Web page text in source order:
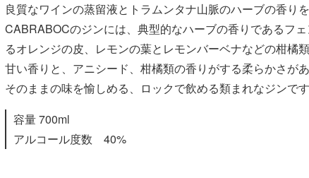
良質なワインの蒸留液とトラムンタナ山脈のハーブの香り
CABRABOCのジンには、典型的なハーブの香りであるフ
るオレンジの皮、レモンの葉とレモンバーベナなどの柑橘
甘い香りと、アニシード、柑橘類の香りがする柔らかさが
そのままの味を愉しめる、ロックで飲める類まれなジンで
容量 700ml
アルコール度数 40%